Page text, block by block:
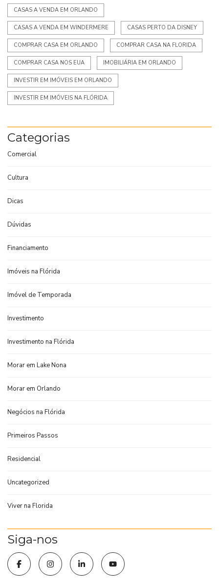
CASAS A VENDA EM ORLANDO
CASAS A VENDA EM WINDERMERE CASAS PERTO DA DISNEY
COMPRAR CASA EM ORLANDO COMPRAR CASA NA FLORIDA
COMPRAR CASA NOS EUA IMOBILIÁRIA EM ORLANDO
INVESTIR EM IMÓVEIS EM ORLANDO
INVESTIR EM IMÓVEIS NA FLÓRIDA
Categorias
Comercial
Cultura
Dicas
Dúvidas
Financiamento
Imóveis na Flórida
Imóvel de Temporada
Investimento
Investimento na Flórida
Morar em Lake Nona
Morar em Orlando
Negócios na Flórida
Primeiros Passos
Residencial
Uncategorized
Viver na Florida
Siga-nos